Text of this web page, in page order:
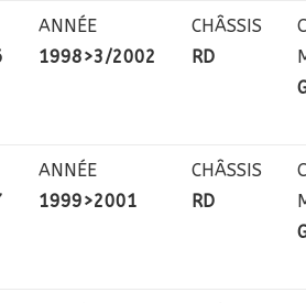
ANNÉE
1998>3/2002
CHÂSSIS
RD
ANNÉE
1999>2001
CHÂSSIS
RD